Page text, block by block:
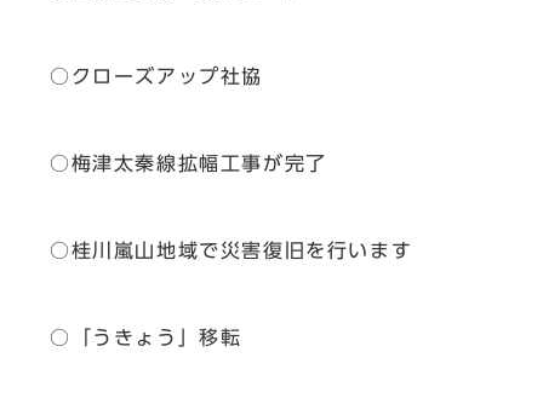
○クローズアップ社協
○梅津太秦線拡幅工事が完了
○桂川嵐山地域で災害復旧を行います
○「うきょう」移転